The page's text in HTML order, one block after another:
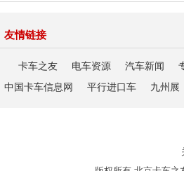
友情链接
卡车之友 电车资源 汽车新闻
中国卡车信息网
平行进口车 九州展